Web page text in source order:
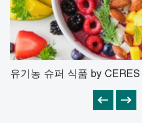
유기농 슈퍼 식품 by